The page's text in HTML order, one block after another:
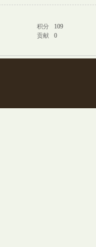
积分
109
贡献 0